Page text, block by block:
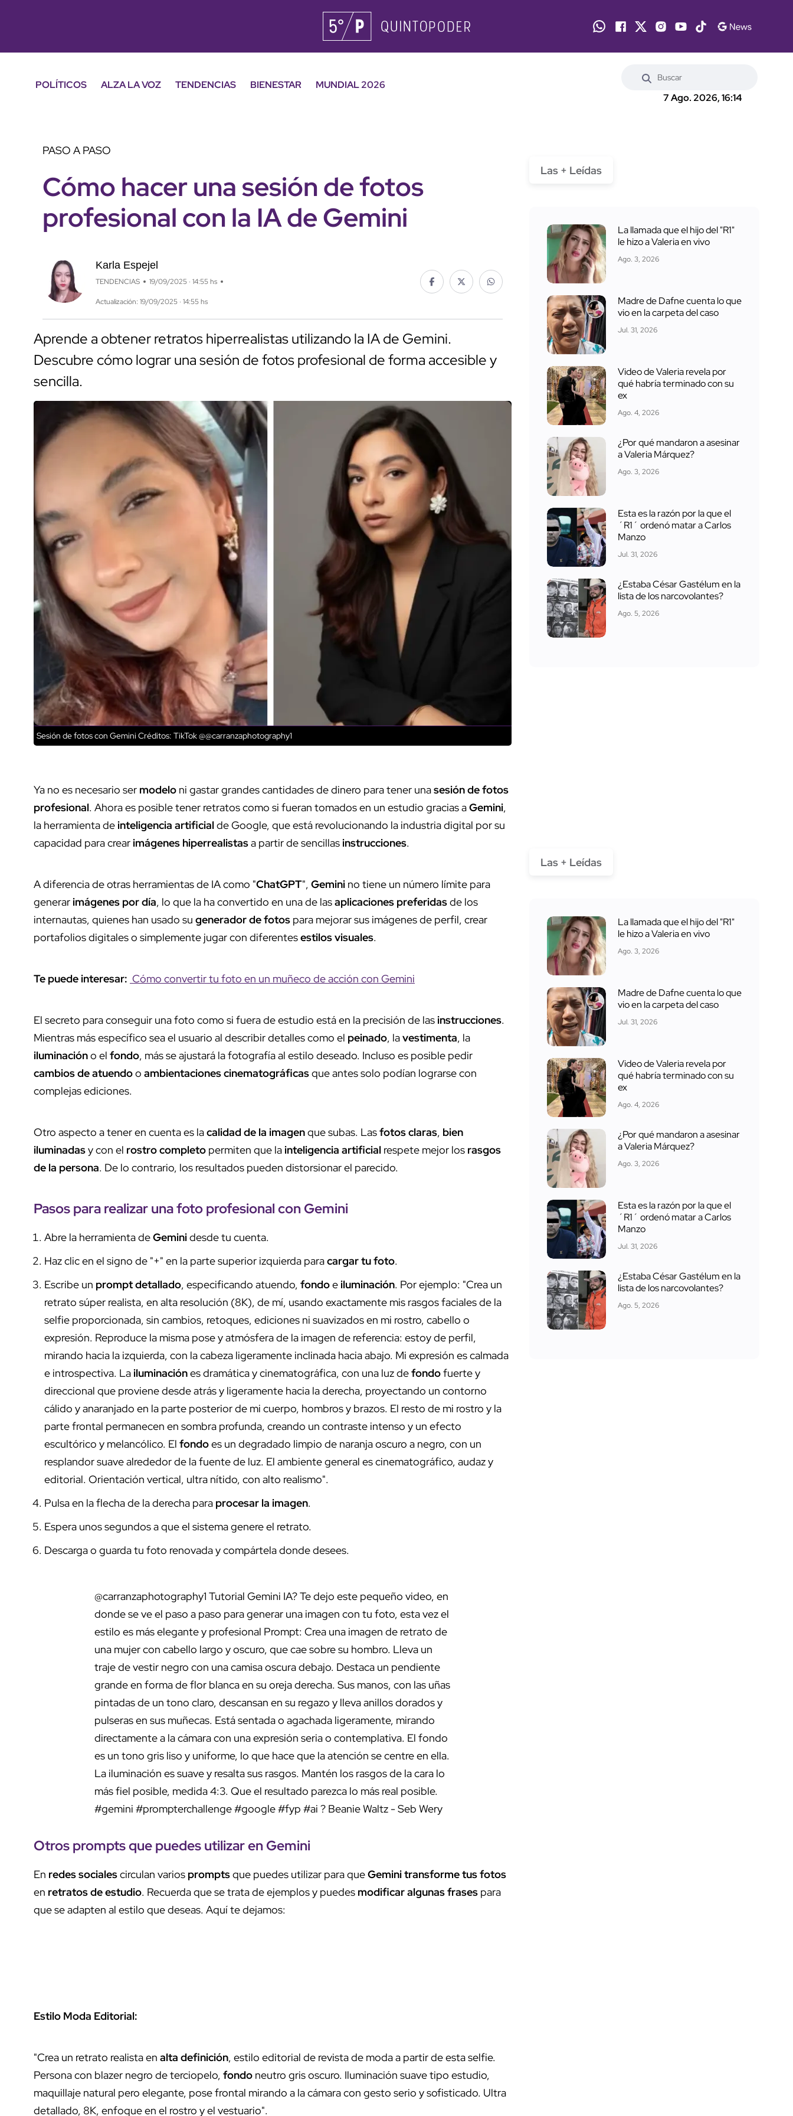
POLÍTICOS ALZA LA VOZ TENDENCIAS BIENESTAR
MUNDIAL 2026
7 Ago. 2026, 16:14
PASO A PASO
Cómo hacer una sesión de fotos
profesional con la IA de Gemini
Karla Espejel
TENDENCIAS 19/09/2025 · 14:55 hs
Actualización: 19/09/2025 · 14:55 hs
Aprende a obtener retratos hiperrealistas utilizando la IA de Gemini.
Descubre cómo lograr una sesión de fotos profesional de forma accesible y
sencilla.
Sesión de fotos con Gemini Créditos: TikTok @@carranzaphotography1
Ya no es necesario ser modelo ni gastar grandes cantidades de dinero para tener unasesión de fotos
profesional. Ahora es posible tener retratos como si fueran tomados en un estudio gracias aGemini,
la herramienta deinteligencia artificialde Google, que está revolucionando la industria digital por su
capacidad para crearimágenes hiperrealistasa partir de sencillasinstrucciones.
A diferencia de otras herramientas de IA como "ChatGPT", Gemini no tiene un número límite para
generarimágenes por día, lo que la ha convertido en una de lasaplicaciones preferidasde los
internautas, quienes han usado su generador de fotos para mejorar sus imágenes de perfil, crear
portafolios digitales o simplemente jugar con diferentesestilos visuales.
Te puede interesar: Cómo convertir tu foto en un muñeco de acción con Gemini
El secreto para conseguir una foto como si fuera de estudio está en la precisión de lasinstrucciones.
Mientras más específico sea el usuario al describir detalles como el peinado, lavestimenta, la
iluminacióno el fondo, más se ajustará la fotografía al estilo deseado. Incluso es posible pedir
cambios de atuendoo ambientaciones cinematográficasque antes solo podían lograrse con
complejas ediciones.
Otro aspecto a tener en cuenta es lacalidad de la imagenque subas. Lasfotos claras, bien
iluminadasy con el rostro completo permiten que lainteligencia artificial respete mejor los rasgos
de la persona. De lo contrario, los resultados pueden distorsionar el parecido.
Pasos para realizar una foto profesional con Gemini
Abre la herramienta deGeminidesde tu cuenta.
Haz clic en el signo de "+" en la parte superior izquierda paracargar tu foto.
Escribe un prompt detallado, especificando atuendo, fondoeiluminación. Por ejemplo: "Crea un
retrato súper realista, en alta resolución (8K), de mí, usando exactamente mis rasgos faciales de la
selfie proporcionada, sin cambios, retoques, ediciones ni suavizados en mi rostro, cabello o
expresión. Reproduce la misma pose y atmósfera de la imagen de referencia: estoy de perfil,
mirando hacia la izquierda, con la cabeza ligeramente inclinada hacia abajo. Mi expresión es calmada
e introspectiva. Lailuminaciónes dramática y cinematográfica, con una luz defondofuerte y
direccional que proviene desde atrás y ligeramente hacia la derecha, proyectando un contorno
cálido y anaranjado en la parte posterior de mi cuerpo, hombros y brazos. El resto de mi rostro y la
parte frontal permanecen en sombra profunda, creando un contraste intenso y un efecto
escultórico y melancólico. El fondoes un degradado limpio de naranja oscuro a negro, con un
resplandor suave alrededor de la fuente de luz. El ambiente general es cinematográfico, audaz y
editorial. Orientación vertical, ultra nítido, con alto realismo".
Pulsa en la flecha de la derecha para procesar la imagen.
Espera unos segundos a que el sistema genere el retrato.
Descarga o guarda tu foto renovada y compártela donde desees.
@carranzaphotography1 Tutorial Gemini IA? Te dejo este pequeño video, en
donde se ve el paso a paso para generar una imagen con tu foto, esta vez el
estilo es más elegante y profesional Prompt: Crea una imagen de retrato de
una mujer con cabello largo y oscuro, que cae sobre su hombro. Lleva un
traje de vestir negro con una camisa oscura debajo. Destaca un pendiente
grande en forma de flor blanca en su oreja derecha. Sus manos, con las uñas
pintadas de un tono claro, descansan en su regazo y lleva anillos dorados y
pulseras en sus muñecas. Está sentada o agachada ligeramente, mirando
directamente a la cámara con una expresión seria o contemplativa. El fondo
es un tono gris liso y uniforme, lo que hace que la atención se centre en ella.
La iluminación es suave y resalta sus rasgos. Mantén los rasgos de la cara lo
más fiel posible, medida 4:3. Que el resultado parezca lo más real posible.
#gemini #prompterchallenge#google#fyp #ai ? Beanie Waltz - Seb Wery
Otrospromptsque puedes utilizar en Gemini
En redes socialescirculan varios promptsque puedes utilizar para queGeminitransforme tus fotos
en retratos de estudio. Recuerda que se trata de ejemplos y puedes modificar algunas frases para
que se adapten al estilo que deseas. Aquí te dejamos:
Estilo Moda Editorial:
"Crea un retrato realista en alta definición, estilo editorial de revista de moda a partir de esta selfie.
Persona con blazer negro de terciopelo, fondo neutro gris oscuro. Iluminación suave tipo estudio,
maquillaje natural pero elegante, pose frontal mirando a la cámara con gesto serio y sofisticado. Ultra
detallado, 8K, enfoque en el rostro y el vestuario".
Las + Leídas
La llamada que el hijo del "R1"
le hizo a Valeria en vivo
Ago. 3, 2026
Madre de Dafne cuenta lo que
vio en la carpeta del caso
Jul. 31, 2026
Video de Valeria revela por
qué habría terminado con su
ex
Ago. 4, 2026
¿Por qué mandaron a asesinar
a Valeria Márquez?
Ago. 3, 2026
Esta es la razón por la que el
´R1´ ordenó matar a Carlos
Manzo
Jul. 31, 2026
¿Estaba César Gastélum en la
lista de los narcovolantes?
Ago. 5, 2026
Las + Leídas
La llamada que el hijo del "R1"
le hizo a Valeria en vivo
Ago. 3, 2026
Madre de Dafne cuenta lo que
vio en la carpeta del caso
Jul. 31, 2026
Video de Valeria revela por
qué habría terminado con su
ex
Ago. 4, 2026
¿Por qué mandaron a asesinar
a Valeria Márquez?
Ago. 3, 2026
Esta es la razón por la que el
´R1´ ordenó matar a Carlos
Manzo
Jul. 31, 2026
¿Estaba César Gastélum en la
lista de los narcovolantes?
Ago. 5, 2026